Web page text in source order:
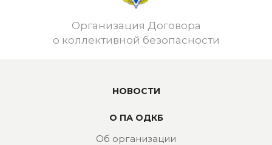
Организация Договора
о коллективной безопасности
НОВОСТИ
О ПА ОДКБ
Об организации